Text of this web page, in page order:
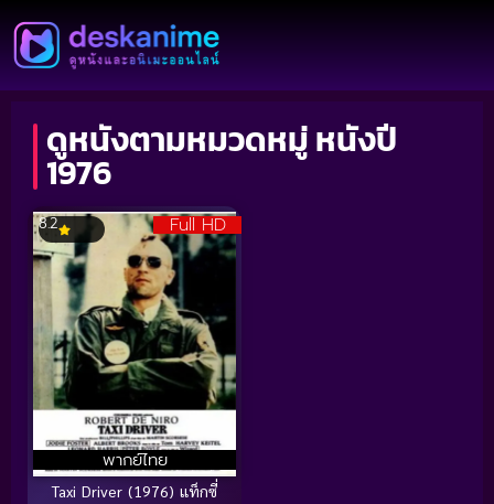
ดูหนังตามหมวดหมู่ หนังปี
1976
Full HD
พากย์ไทย
8.2
Taxi Driver (1976) แท็กซี่